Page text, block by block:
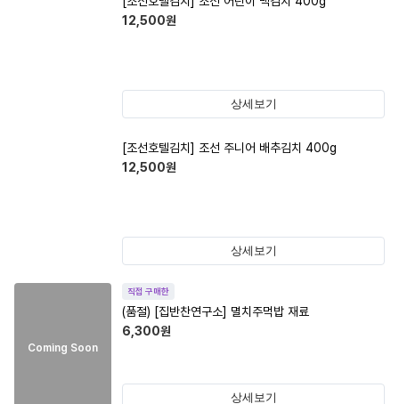
12,500원
상세보기
[조선호텔김치] 조선 주니어 배추김치 400g
12,500원
상세보기
Coming Soon
직접 구매한
(품절) [집반찬연구소] 멸치주먹밥 재료
6,300원
상세보기